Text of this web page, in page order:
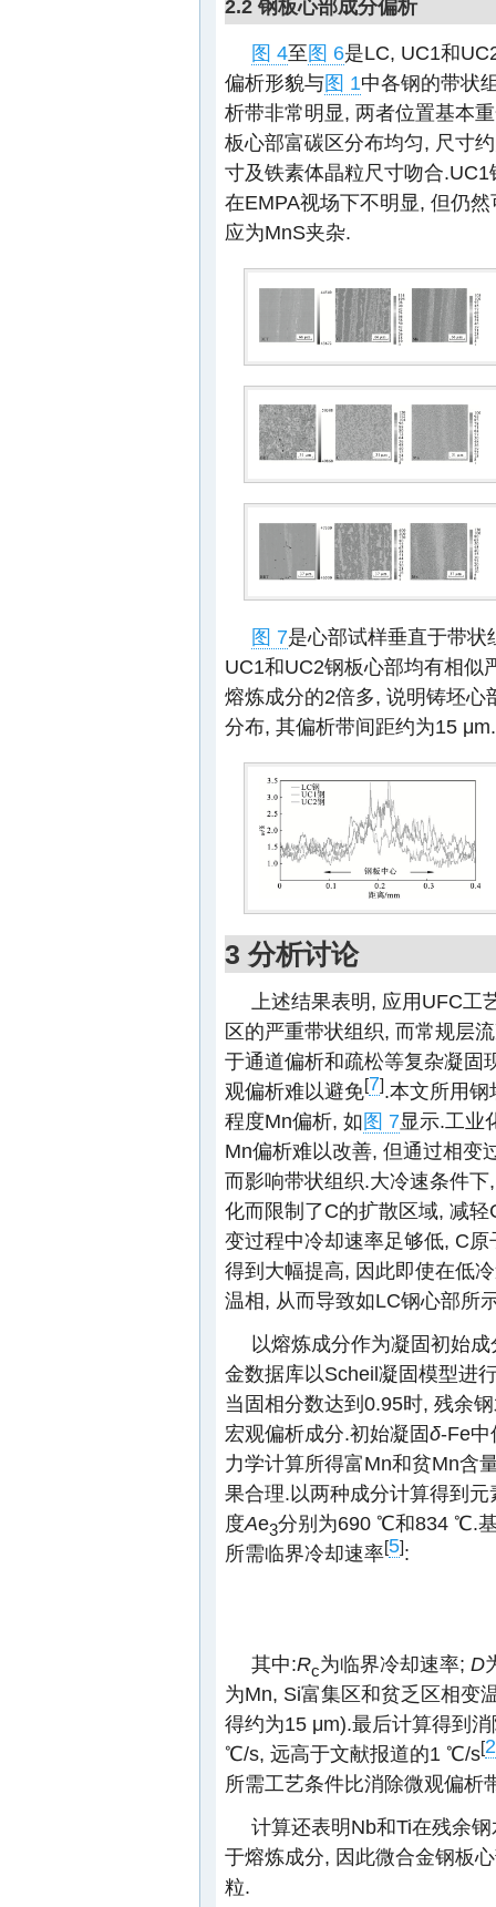
2.2 钢板心部成分偏析
图 4至图 6是LC, UC1和
偏析形貌与图 1中各钢的带状
析带非常明显, 两者位置基本
板心部富碳区分布均匀, 尺寸
寸及铁素体晶粒尺寸吻合
在EMPA视场下不明显, 但仍
应为MnS夹杂.
图 7是心部试样垂直于带
UC1和UC2钢板心部均有相似
熔炼成分的2倍多, 说明铸坯
分布, 其偏析带间距约为15 μm.
3 分析讨论
上述结果表明, 应用UFC
区的严重带状组织, 而常规层
于通道偏析和疏松等复杂凝固
观偏析难以避免[7].本文所用
程度Mn偏析, 如图 7显示.工业
Mn偏析难以改善, 但通过相变
而影响带状组织.大冷速条件
化而限制了C的扩散区域, 减
变过程中冷却速率足够低, C
得到大幅提高, 因此即使在低
温相, 从而导致如LC钢心部所
以熔炼成分作为凝固初始
金数据库以Scheil凝固模型进
当固相分数达到0.95时, 残余
宏观偏析成分.初始凝固δ-Fe中
力学计算所得富Mn和贫Mn含
果合理.以两种成分计算得到
度Ae3分别为690 ℃和834 ℃.
所需临界冷却速率[5]:
其中:Rc为临界冷却速率; D
为Mn, Si富集区和贫乏区相变
得约为15 μm).最后计算得到
℃/s, 远高于文献报道的1 ℃/s[2
所需工艺条件比消除微观偏析
计算还表明Nb和Ti在残余
于熔炼成分, 因此微合金钢板
粒.